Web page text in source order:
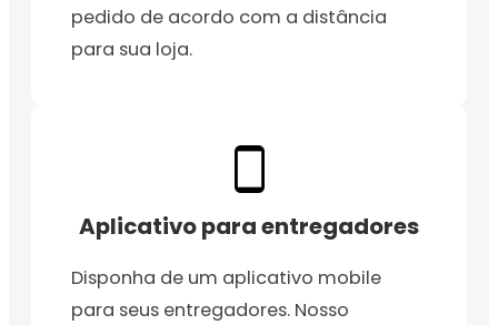
pedido de acordo com a distância
para sua loja.
Aplicativo para entregadores
Disponha de um aplicativo mobile
para seus entregadores. Nosso